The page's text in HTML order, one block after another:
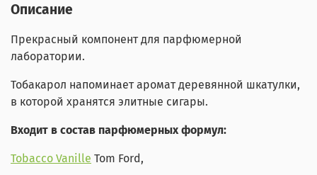
Описание
Прекрасный компонент для парфюмерной
лаборатории.
Тобакарол напоминает аромат деревянной шкатулки,
в которой хранятся элитные сигары.
Входит в состав парфюмерных формул:
Tobacco Vanille Tom Ford,